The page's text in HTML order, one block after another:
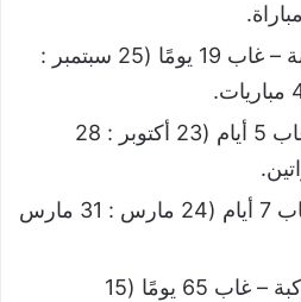
اصابة في اوتار الركبة – غاب 19 يومًا (25 سبتمبر :
اصابة في الركبة – غاب 5 أيام (23 أكتوبر : 28
اصابة في الفخذ – غاب 7 أيام (24 مارس : 31 مارس
اصابة في أربطة الركبة – غاب 65 يومًا (15